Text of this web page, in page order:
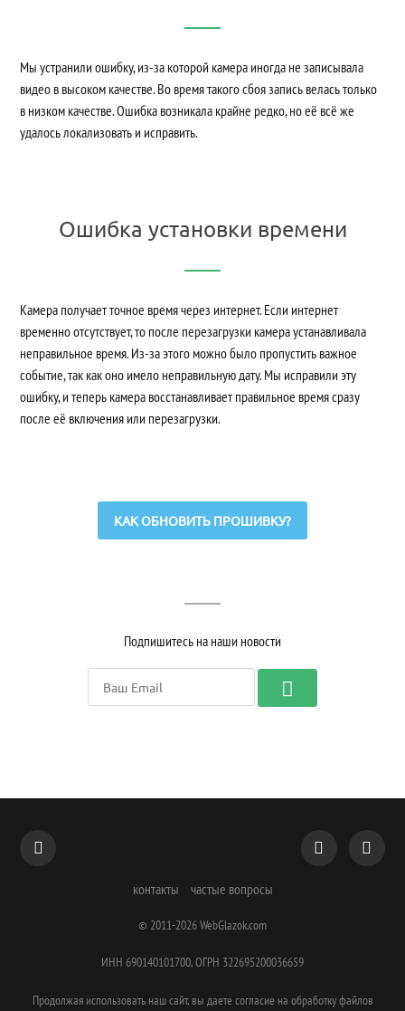
Мы устранили ошибку, из-за которой камера иногда не записывала
видео в высоком качестве. Во время такого сбоя запись велась только
в низком качестве. Ошибка возникала крайне редко, но её всё же
удалось локализовать и исправить.
Ошибка установки времени
Камера получает точное время через интернет. Если интернет
временно отсутствует, то после перезагрузки камера устанавливала
неправильное время. Из-за этого можно было пропустить важное
событие, так как оно имело неправильную дату. Мы исправили эту
ошибку, и теперь камера восстанавливает правильное время сразу
после её включения или перезагрузки.
КАК ОБНОВИТЬ ПРОШИВКУ?
Подпишитесь на наши новости
контакты частые вопросы
© 2011-2026WebGlazok.com
ИНН 690140101700, ОГРН 322695200036659
Продолжая использовать наш сайт, вы даете согласие на обработку файлов